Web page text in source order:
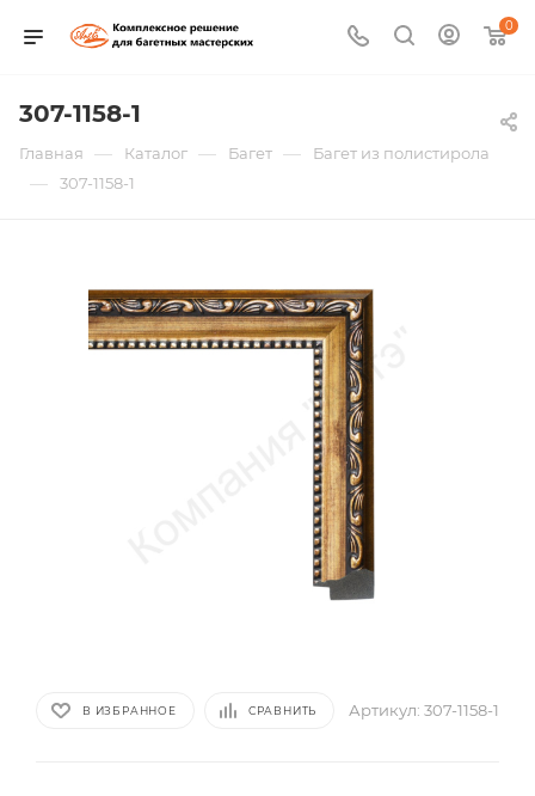
0
307-1158-1
Главная — Каталог — Багет — Багет из полистирола
— 307-1158-1
В ИЗБРАННОЕ СРАВНИТЬ Артикул: 307-1158-1